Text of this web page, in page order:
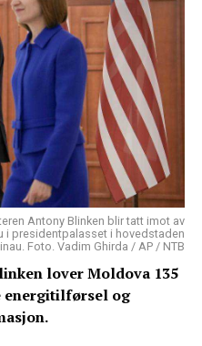
Antony Blinken blir tatt imot av
i presidentpalasset i hovedstaden
Foto. Vadim Ghirda / AP / NTB
lover Moldova 135
og